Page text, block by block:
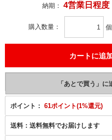
納期： 4営業日程度
購入数量 個
ポイント： 61ポイント(1%還元)
送料： 送料無料でお届けします